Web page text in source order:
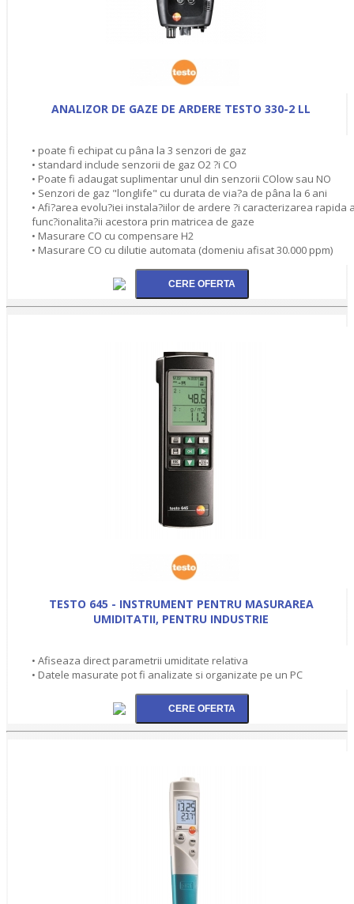
ANALIZOR DE GAZE DE ARDERE TESTO 330-2 LL
• poate fi echipat cu pâna la 3 senzori de gaz
• standard include senzorii de gaz O2 ?i CO
• Poate fi adaugat suplimentar unul din senzorii COlow sau NO
• Senzori de gaz "longlife" cu durata de via?a de pâna la 6 ani
• Afi?area evolu?iei instala?iilor de ardere ?i caracterizarea rapida
func?ionalita?ii acestora prin matricea de gaze
• Masurare CO cu compensare H2
• Masurare CO cu dilutie automata (domeniu afisat 30.000 ppm)
TESTO 645 - INSTRUMENT PENTRU MASURAREA
UMIDITATII, PENTRU INDUSTRIE
• Afiseaza direct parametrii umiditate relativa
• Datele masurate pot fi analizate si organizate pe un PC